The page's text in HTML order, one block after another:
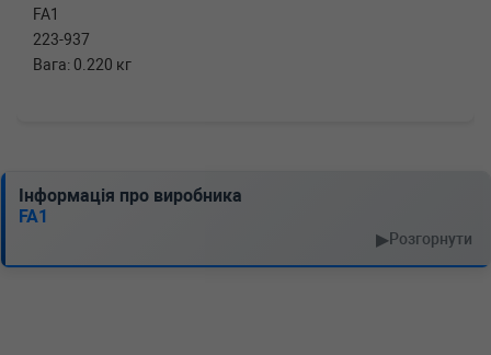
FA1
223-937
Вага: 0.220 кг
Інформація про виробника
FA1
▶Розгорнути